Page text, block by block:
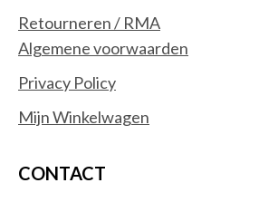
Retourneren / RMA
Algemene voorwaarden
Privacy Policy
Mijn Winkelwagen
CONTACT